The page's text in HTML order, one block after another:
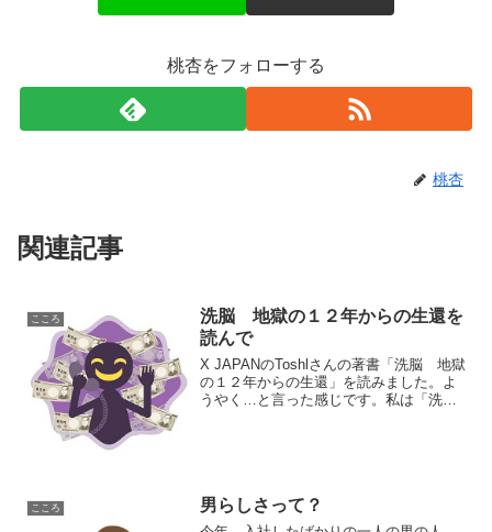
桃杏をフォローする
桃杏
関連記事
こころ
洗脳 地獄の１２年からの生還を
読んで
X JAPANのToshlさんの著書「洗脳 地獄
の１２年からの生還」を読みました。よ
うやく…と言った感じです。私は「洗
こころ 男らしさって？